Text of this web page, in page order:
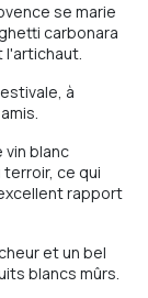
se marie
carbonara
l'artichaut.
à
vin blanc
ce qui
rapport
et un bel
blancs mûrs.